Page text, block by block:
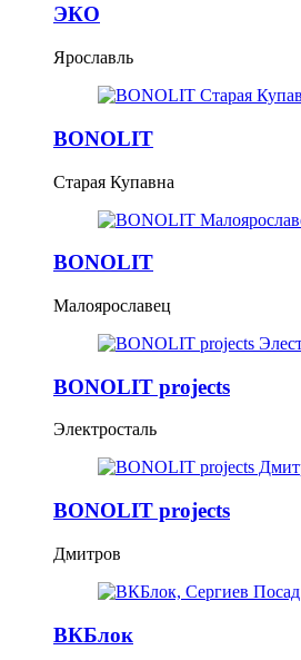
ЭКО
Ярославль
BONOLIT
Старая Купавна
BONOLIT
Малоярославец
BONOLIT projects
Электросталь
BONOLIT projects
Дмитров
ВКБлок